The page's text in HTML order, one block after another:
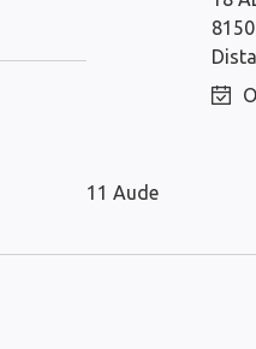
Les agences
11 Aude